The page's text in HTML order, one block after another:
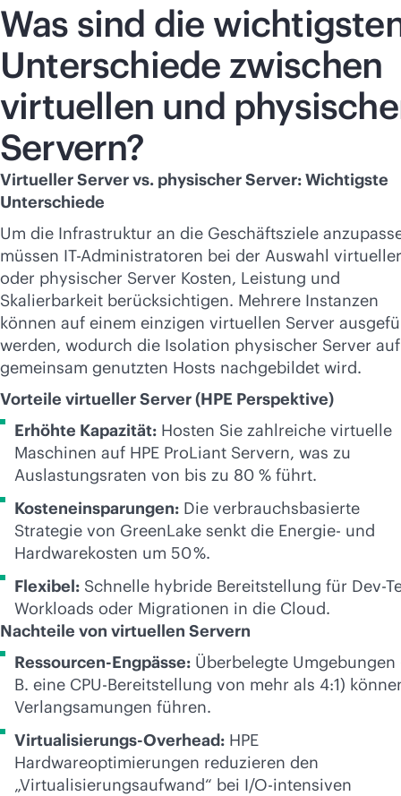
Was sind die
Unterschiede zwischen
virtuellen und
Servern?
Virtueller Server vs. physischer Server: Wichtigste
Unterschiede
Um die Infrastruktur an die Geschäftsziele
müssen IT-Administratoren bei der Auswahl virtueller
oder physischer Server Kosten, Leistung und
Skalierbarkeit berücksichtigen. Mehrere Instanzen
können auf einem einzigen virtuellen Server
werden, wodurch die Isolation physischer Server auf
gemeinsam genutzten Hosts nachgebildet wird.
Vorteile virtueller Server (HPE Perspektive)
Erhöhte Kapazität: Hosten Sie zahlreiche virtuelle
Maschinen auf HPE ProLiant Servern, was zu
Auslastungsraten von bis zu 80 % führt.
Kosteneinsparungen: Die verbrauchsbasierte
Strategie von GreenLake senkt die Energie- und
Hardwarekosten um 50 %.
Flexibel: Schnelle hybride Bereitstellung für Dev-
Workloads oder Migrationen in die Cloud.
Nachteile von virtuellen Servern
Ressourcen-Engpässe: Überbelegte Umgebungen
B. eine CPU-Bereitstellung von mehr als 4:1)
Verlangsamungen führen.
Virtualisierungs-Overhead: HPE
Hardwareoptimierungen reduzieren den
„Virtualisierungsaufwand“ bei I/O-intensiven